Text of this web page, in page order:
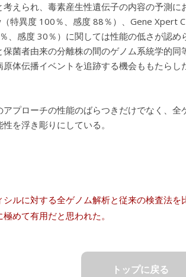
えられ、毒素産生性遺伝子の内容の予測に
特異度 100％、感度 88％）、Gene Xpert
、感度 30％）に関しては性能の低さが認め
菌者由来の分離株の間のゲノム系統学的同
体伝播イベントを追跡する機会ももたらし
プローチの性能のばらつきだけでなく、
を浮き彫りにしている。
ルに対する全ゲノム解析と従来の検査法
めて有用だと思われた。
トップに戻る